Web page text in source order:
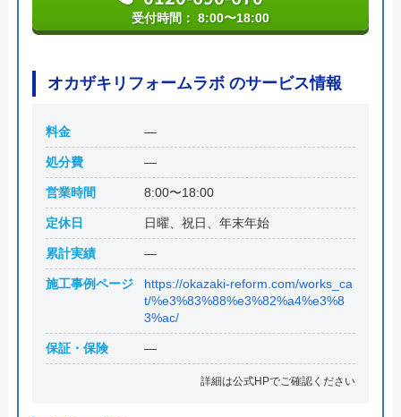
受付時間： 8:00〜18:00
オカザキリフォームラボ のサービス情報
料金 ―
処分費 ―
営業時間 8:00〜18:00
定休日 日曜、祝日、年末年始
累計実績 ―
施工事例ページ
https://okazaki-reform.com/works_ca
t/%e3%83%88%e3%82%a4%e3%8
3%ac/
保証・保険 ―
詳細は公式HPでご確認ください